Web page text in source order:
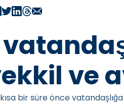
ve
bir süre önce